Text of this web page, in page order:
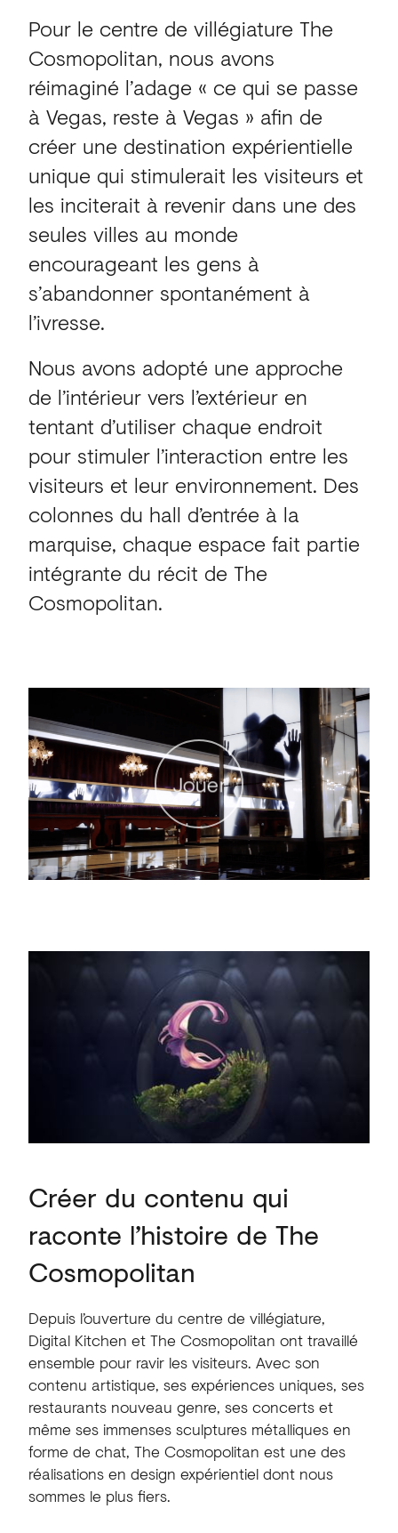
Pour le centre de villégiature The
Cosmopolitan, nous avons
réimaginé l’adage « ce qui se passe
à Vegas, reste à Vegas » afin de
créer une destination expérientielle
unique qui stimulerait les visiteurs et
les inciterait à revenir dans une des
seules villes au monde
encourageant les gens à
s’abandonner spontanément à
l’ivresse.
Nous avons adopté une approche
de l’intérieur vers l’extérieur en
tentant d’utiliser chaque endroit
pour stimuler l’interaction entre les
visiteurs et leur environnement. Des
colonnes du hall d’entrée à la
marquise, chaque espace fait partie
intégrante du récit de The
Cosmopolitan.
Jouer
Créer du contenu qui
raconte l’histoire de The
Cosmopolitan
Depuis l’ouverture du centre de villégiature,
Digital Kitchen et The Cosmopolitan ont travaillé
ensemble pour ravir les visiteurs. Avec son
contenu artistique, ses expériences uniques, ses
restaurants nouveau genre, ses concerts et
même ses immenses sculptures métalliques en
forme de chat, The Cosmopolitan est une des
réalisations en design expérientiel dont nous
sommes le plus fiers.